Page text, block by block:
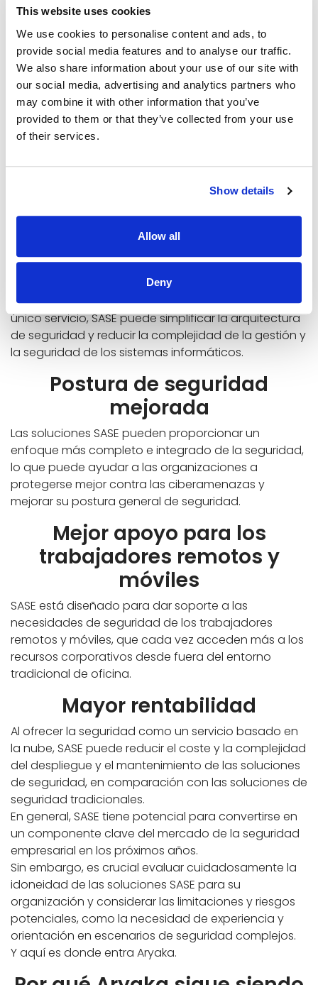
This website uses cookies
We use cookies to personalise content and ads, to
provide social media features and to analyse our traffic.
We also share information about your use of our site with
our social media, advertising and analytics partners who
may combine it with other information that you’ve
provided to them or that they’ve collected from your use
of their services.
Show details
Allow all
Deny
integra múltiples funciones de seguridad, como VPN,
cortafuegos y protección frente a amenazas, en un
único servicio basado en la nube.
Está diseñado para responder a las cambiantes
necesidades de seguridad de las organizaciones, en
particular las que dependen cada vez más de las
tecnologías móviles y en la nube.
SASE tiene el potencial de transformar el mercado de
más completo y flexible de la seguridad en
comparación con las soluciones de seguridad
siguientes ventajas:
Arquitectura de seguridad
simplificada
Al integrar múltiples funciones de seguridad en un
único servicio, SASE puede simplificar la arquitectura
de seguridad y reducir la complejidad de la gestión y
la seguridad de los sistemas informáticos.
Postura de seguridad
mejorada
Las soluciones SASE pueden proporcionar un
enfoque más completo e integrado de la seguridad,
lo que puede ayudar a las organizaciones a
protegerse mejor contra las ciberamenazas y
mejorar su postura general de seguridad.
Mejor apoyo para los
trabajadores remotos y
móviles
SASE está diseñado para dar soporte a las
necesidades de seguridad de los trabajadores
remotos y móviles, que cada vez acceden más a los
recursos corporativos desde fuera del entorno
tradicional de oficina.
Mayor rentabilidad
Al ofrecer la seguridad como un servicio basado en
la nube, SASE puede reducir el coste y la complejidad
del despliegue y el mantenimiento de las soluciones
de seguridad, en comparación con las soluciones de
seguridad tradicionales.
En general, SASE tiene potencial para convertirse en
un componente clave del mercado de la seguridad
empresarial en los próximos años.
Sin embargo, es crucial evaluar cuidadosamente la
idoneidad de las soluciones SASE para su
organización y considerar las limitaciones y riesgos
potenciales, como la necesidad de experiencia y
orientación en escenarios de seguridad complejos.
Y aquí es donde entra Aryaka.